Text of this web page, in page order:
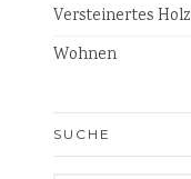
Versteinertes Holz
Wohnen
SUCHE